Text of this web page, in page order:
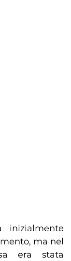
inizialmente
ma nel
era stata